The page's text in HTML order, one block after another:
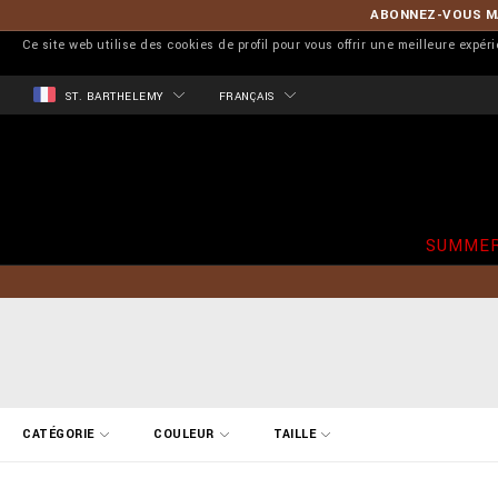
ABONNEZ-VOUS
Ce site web utilise des cookies de profil pour vous offrir une meilleure
ST. BARTHELEMY FRANÇAIS
CATÉGORIE COULEUR TAILLE